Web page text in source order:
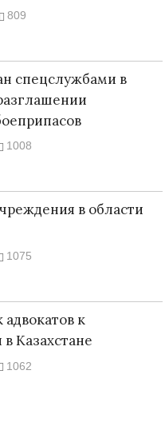
809
спецслужбами в
1008
в области
1075
к
Казахстане
1062